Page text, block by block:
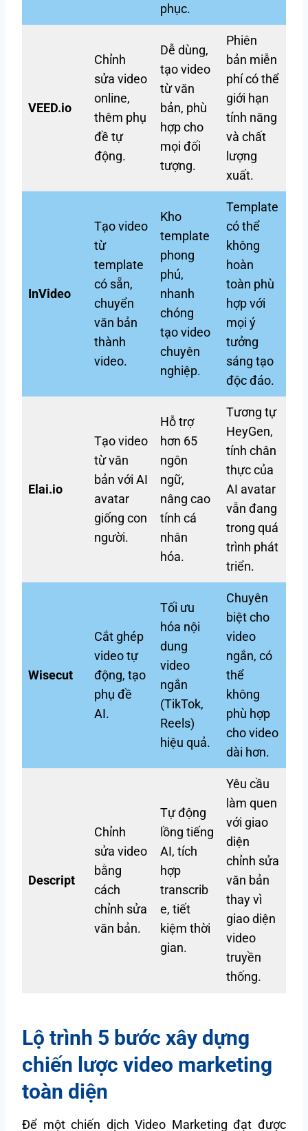
phục.
VEED.io
Chỉnh
sửa video
online,
thêm phụ
đề tự
động.
Dễ dùng,
tạo video
từ văn
bản, phù
hợp cho
mọi đối
tượng.
Phiên
bản miễn
phí có thể
giới hạn
tính năng
và chất
lượng
xuất.
InVideo
Tạo video
từ
template
có sẵn,
chuyển
văn bản
thành
video.
Kho
template
phong
phú,
nhanh
chóng
tạo video
chuyên
nghiệp.
Template
có thể
không
hoàn
toàn phù
hợp với
mọi ý
tưởng
sáng tạo
độc đáo.
Elai.io
Tạo video
từ văn
bản với AI
avatar
giống con
người.
Hỗ trợ
hơn 65
ngôn
ngữ,
nâng cao
tính cá
nhân
hóa.
Tương tự
HeyGen,
tính chân
thực của
AI avatar
vẫn đang
trong quá
trình phát
triển.
Wisecut
Cắt ghép
video tự
động, tạo
phụ đề
AI.
Tối ưu
hóa nội
dung
video
ngắn
(TikTok,
Reels)
hiệu quả.
Chuyên
biệt cho
video
ngắn, có
thể
không
phù hợp
cho video
dài hơn.
Descript
Chỉnh
sửa video
bằng
cách
chỉnh sửa
văn bản.
Tự động
lồng tiếng
AI, tích
hợp
transcrib
e, tiết
kiệm thời
gian.
Yêu cầu
làm quen
với giao
diện
chỉnh sửa
văn bản
thay vì
giao diện
video
truyền
thống.
Lộ trình 5 bước xây dựng
chiến lược video marketing
toàn diện
Để một chiến dịch Video Marketing đạt được